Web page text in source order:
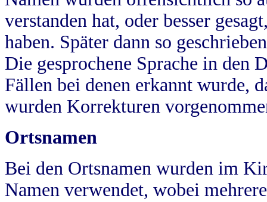
verstanden hat, oder besser
haben. Später dann so
Die gesprochene Sprache in
Fällen bei denen erkannt wurde,
wurden Korrekturen
Ortsnamen
Bei den Ortsnamen wurden im
Namen verwendet, wobei